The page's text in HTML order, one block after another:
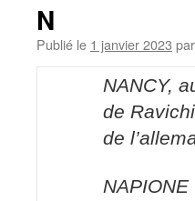
N
Publié le 1 janvier 2023 par
NANCY,
de
de